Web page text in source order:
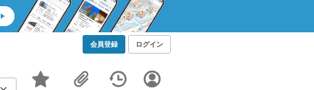
会員登録 ログイン